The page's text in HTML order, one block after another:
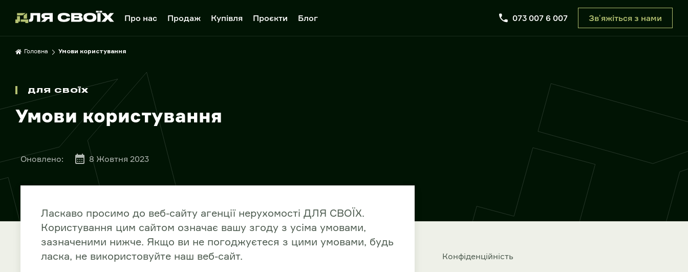
Про нас Продаж Купівля Проєкти Блог 073 007 6 007 Звʼяжіться з нами
Головна Умови користування
ДЛЯ СВОЇХ
Умови користування
Оновлено: 8 Жовтня 2023
Ласкаво просимо до веб-сайту агенції нерухомості ДЛЯ СВОЇХ.
Користування цим сайтом означає вашу згоду з усіма умовами,
зазначеними нижче. Якщо ви не погоджуєтеся з цими умовами, будь
ласка, не використовуйте наш веб-сайт.
Конфіденційність